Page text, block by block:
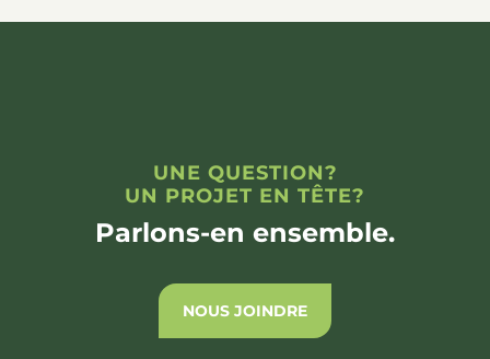
UNE QUESTION?
UN PROJET EN TÊTE?
Parlons-en ensemble.
NOUS JOINDRE